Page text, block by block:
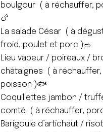
boulgour ( à réchauffer,
🍗
La salade César ( à
froid, poulet et porc )🥗
Lieu vapeur / poireaux /
châtaignes ( à réchauffer,
poisson )🐟
Coquillettes jambon /
comté ( à réchauffer,
Barigoule d’artichaut /